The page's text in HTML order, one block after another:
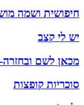
חיפושית ושמה
יש לי קצב
מכאן לשם
סוכריות קופצות